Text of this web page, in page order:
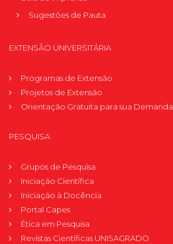
Sugestões de Pauta
EXTENSÃO UNIVERSITÁRIA
Programas de Extensão
Projetos de Extensão
Orientação Gratuita para sua Demanda
PESQUISA
Grupos de Pesquisa
Iniciação Científica
Iniciação à Docência
Portal Capes
Ética em Pesquisa
Revistas Científicas UNISAGRADO